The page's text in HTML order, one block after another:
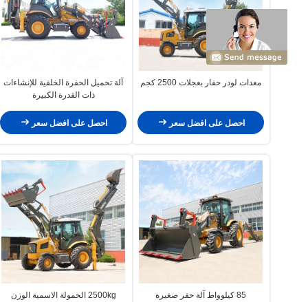
معدات لودر حفار بعجلات 2500 كجم
احصل على افضل سعر
آلة تحميل الحفرة الخلفية للإنشاءات
ذات القدرة الكبيرة
احصل على افضل سعر
85 كيلوواط آلة حفر صغيرة
2500kg الحمولة الاسمية الوزن